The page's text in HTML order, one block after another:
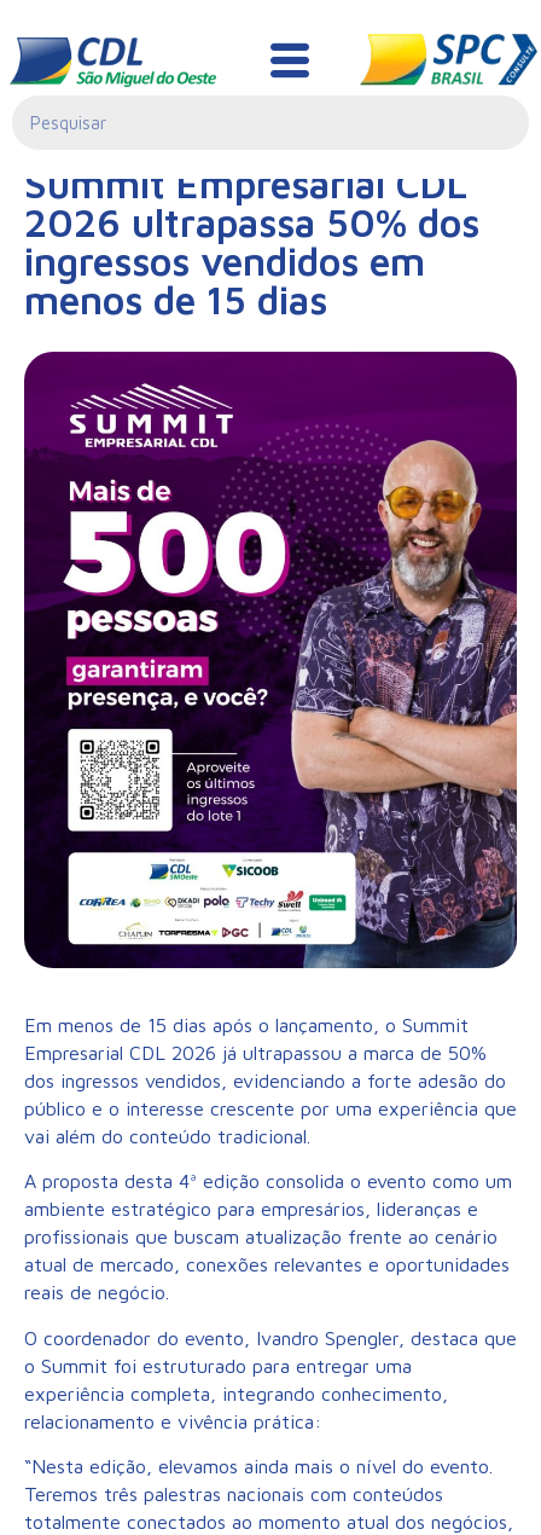
Notícias
Summit Empresarial CDL
2026 ultrapassa 50% dos
ingressos vendidos em
menos de 15 dias
Em menos de 15 dias após o lançamento, o Summit
Empresarial CDL 2026 já ultrapassou a marca de 50%
dos ingressos vendidos, evidenciando a forte adesão do
público e o interesse crescente por uma experiência que
vai além do conteúdo tradicional.
A proposta desta 4ª edição consolida o evento como um
ambiente estratégico para empresários, lideranças e
profissionais que buscam atualização frente ao cenário
atual de mercado, conexões relevantes e oportunidades
reais de negócio.
O coordenador do evento, Ivandro Spengler, destaca que
o Summit foi estruturado para entregar uma
experiência completa, integrando conhecimento,
relacionamento e vivência prática:
“Nesta edição, elevamos ainda mais o nível do evento.
Teremos três palestras nacionais com conteúdos
totalmente conectados ao momento atual dos negócios,